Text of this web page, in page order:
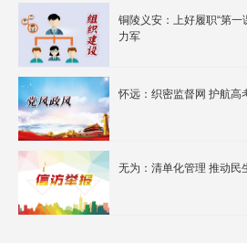
铜陵义安：上好履职“第一课” 锻造基层监
力军
怀远：织密监督网 护航高
无为：清单化管理 推动民